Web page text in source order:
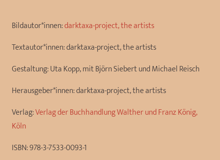
Bildautor*innen:darktaxa-project, the artists
Textautor*innen:darktaxa-project, the artists
Gestaltung:Uta Kopp, mit Björn Siebert und Michael Reisch
Herausgeber*innen:darktaxa-project, the artists
Verlag:Verlag der Buchhandlung Walther und Franz König,
Köln
ISBN:978-3-7533-0093-1